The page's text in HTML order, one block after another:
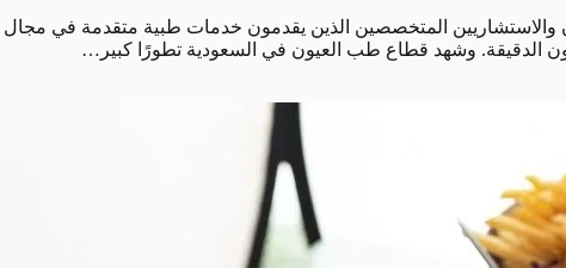
والاستشاريين المتخصصين الذين يقدمون خدمات طبية متقدمة في
الدقيقة. وشهد قطاع طب العيون في السعودية تطورًا كبير…